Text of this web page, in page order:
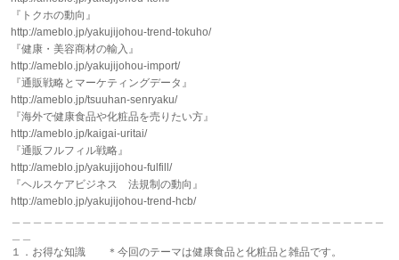
『トクホの動向』
http://ameblo.jp/yakujijohou-trend-tokuho/
『健康・美容商材の輸入』
http://ameblo.jp/yakujijohou-import/
『通販戦略とマーケティングデータ』
http://ameblo.jp/tsuuhan-senryaku/
『海外で健康食品や化粧品を売りたい方』
http://ameblo.jp/kaigai-uritai/
『通販フルフィル戦略』
http://ameblo.jp/yakujijohou-fulfill/
『ヘルスケアビジネス 法規制の動向』
http://ameblo.jp/yakujijohou-trend-hcb/
１．お得な知識 ＊今回のテーマは健康食品と化粧品と雑品です。